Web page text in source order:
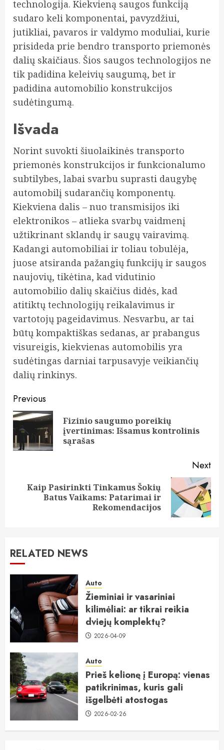
technologija. Kiekvieną saugos funkciją
sudaro keli komponentai, pavyzdžiui,
jutikliai, pavaros ir valdymo moduliai, kurie
prisideda prie bendro transporto priemonės
dalių skaičiaus. Šios saugos technologijos ne
tik padidina keleivių saugumą, bet ir
padidina automobilio konstrukcijos
sudėtingumą.
Išvada
Norint suvokti šiuolaikinės transporto
priemonės konstrukcijos ir funkcionalumo
subtilybes, labai svarbu suprasti daugybę
automobilį sudarančių komponentų.
Kiekviena dalis – nuo transmisijos iki
elektronikos – atlieka svarbų vaidmenį
užtikrinant sklandų ir saugų vairavimą.
Kadangi automobiliai ir toliau tobulėja,
juose atsiranda pažangių funkcijų ir saugos
naujovių, tikėtina, kad vidutinio
automobilio dalių skaičius didės, kad
atitiktų technologijų reikalavimus ir
vartotojų pageidavimus. Nesvarbu, ar tai
būtų kompaktiškas sedanas, ar prabangus
visureigis, kiekvienas automobilis yra
sudėtingas darniai tarpusavyje veikiančių
dalių rinkinys.
Continue
Reading
Previous
Fizinio saugumo poreikių
įvertinimas: Išsamus kontrolinis
sąrašas
Next
Next
Kaip Pasirinkti Tinkamus Šokių
Batus Vaikams: Patarimai ir
Rekomendacijos
RELATED NEWS
Auto
Žieminiai ir vasariniai
kilimėliai: ar tikrai reikia
dviejų komplektų?
2026-04-09
Auto
Prieš kelionę į Europą: vienas
patikrinimas, kuris gali
išgelbėti atostogas
2026-02-26